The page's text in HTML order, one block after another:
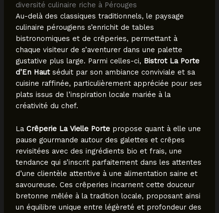
diversité culinaire riche à Pérouges
Au-delà des classiques traditionnels, le paysage
culinaire pérougiens s’enrichit de tables
bistronomiques et de crêperies, permettant à
chaque visiteur de s’aventurer dans une palette
gustative plus large. Parmi celles-ci, Bistrot La Porte
d’En Hautséduit par son ambiance conviviale et sa
cuisine raffinée, particulièrement appréciée pour ses
plats issus de l’inspiration locale mariée à la
créativité du chef.
La Crêperie La Vielle Portepropose quant à elle une
pause gourmande autour des galettes et crêpes
revisitées avec des ingrédients bio et frais, une
tendance qui s’inscrit parfaitement dans les attentes
d’une clientèle attentive à une alimentation saine et
savoureuse. Ces crêperies incarnent cette douceur
bretonne mêlée à la tradition locale, proposant ainsi
un équilibre unique entre légèreté et profondeur des